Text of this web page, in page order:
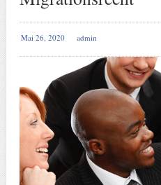
Mai 26, 2020 admin